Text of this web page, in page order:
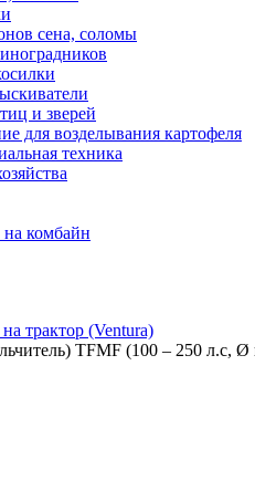
сена, соломы
и зверей
для возделывания картофеля
техника
на комбайн
трактор (Ventura)
TFMF (100 – 250 л.с, Ø